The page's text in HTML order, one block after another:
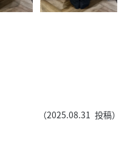
（2025.08.31 投稿）